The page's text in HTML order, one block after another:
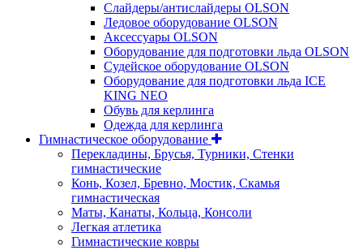
Слайдеры/антислайдеры OLSON
Ледовое оборудование OLSON
Аксессуары OLSON
Оборудование для подготовки льда OLSON
Судейское оборудование OLSON
Оборудование для подготовки льда ICE
KING NEO
Обувь для керлинга
Одежда для керлинга
Гимнастическое оборудование
Перекладины, Брусья, Турники, Стенки
гимнастические
Конь, Козел, Бревно, Мостик, Скамья
гимнастическая
Маты, Канаты, Кольца, Консоли
Легкая атлетика
Гимнастические ковры